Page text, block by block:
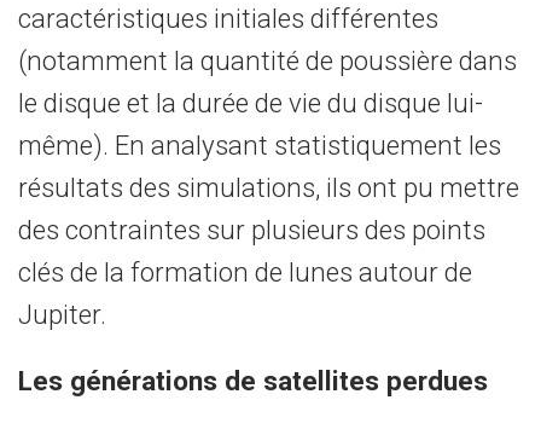
caractéristiques initiales différentes
(notamment la quantité de poussière dans
le disque et la durée de vie du disque lui-
même). En analysant statistiquement les
résultats des simulations, ils ont pu mettre
des contraintes sur plusieurs des points
clés de la formation de lunes autour de
Jupiter.
Les générations de satellites perdues